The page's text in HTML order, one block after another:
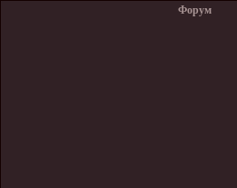
Форум